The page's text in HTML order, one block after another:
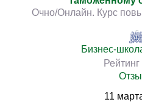
Очно/Онлайн. Курс
Бизнес-
Рейтинг
11